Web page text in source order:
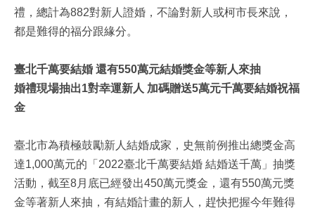
禮，總計為882對新人證婚，不論對新人或柯市長來說，
都是難得的福分跟緣分。
臺北千萬要結婚 還有550萬元結婚獎金等新人來抽
婚禮現場抽出1對幸運新人 加碼贈送5萬元千萬要結婚祝福
金
臺北市為積極鼓勵新人結婚成家，史無前例推出總獎金高
達1,000萬元的「2022臺北千萬要結婚 結婚送千萬」抽獎
活動，截至8月底已經發出450萬元獎金，還有550萬元獎
金等著新人來抽，有結婚計畫的新人，趕快把握今年難得